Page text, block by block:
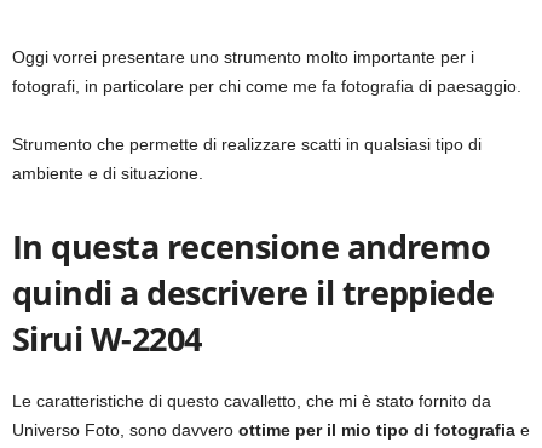
Oggi vorrei presentare uno strumento molto importante per i
fotografi, in particolare per chi come me fa fotografia di paesaggio.
Strumento che permette di realizzare scatti in qualsiasi tipo di
ambiente e di situazione.
In questa recensione andremo
quindi a descrivere il treppiede
Sirui W-2204
Le caratteristiche di questo cavalletto, che mi è stato fornito da
Universo Foto, sono davvero ottime per il mio tipo di fotografia e